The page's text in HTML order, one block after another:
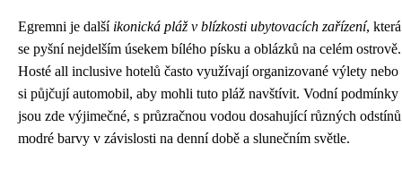
Egremni je další ikonická pláž v blízkosti ubytovacích zařízení, která
se pyšní nejdelším úsekem bílého písku a oblázků na celém ostrově.
Hosté all inclusive hotelů často využívají organizované výlety nebo
si půjčují automobil, aby mohli tuto pláž navštívit. Vodní podmínky
jsou zde výjimečné, s průzračnou vodou dosahující různých odstínů
modré barvy v závislosti na denní době a slunečním světle.